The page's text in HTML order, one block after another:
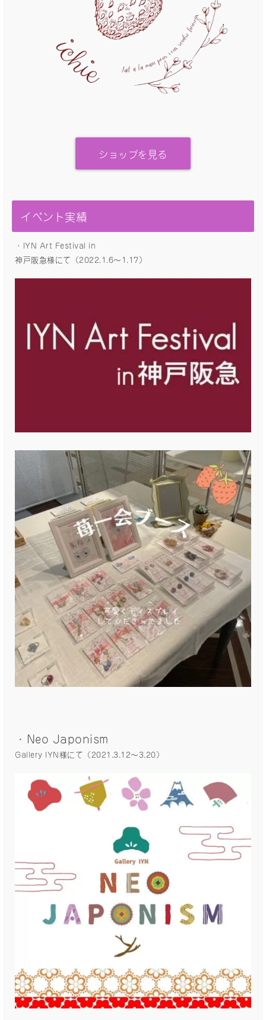
ショップを見る
イベント実績
・IYN Art Festival in
神戸阪急様にて（2022.1.6〜1.17）
・Neo Japonism
Gallery IYN様にて（2021.3.12〜3.20）